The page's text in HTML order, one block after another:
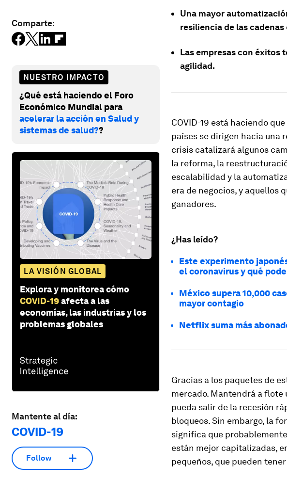
Comparte:
NUESTRO IMPACTO
¿Qué está haciendo el Foro
Económico Mundial para
acelerar la acción en Salud y
sistemas de salud??
LA VISIÓN GLOBAL
Explora y monitorea cómo
COVID-19afecta a las
economías, las industrias y los
problemas globales
Mantente al día:
COVID-19
Follow
Una mayor
resiliencia de las
Las empresas con éxitos
agilidad.
COVID-19 está haciendo
países se dirigen hacia una
crisis catalizará algunos
la reforma, la
escalabilidad y la
era de negocios, y aquellos
ganadores.
¿Has leído?
Este experimento
el coronavirus y qué
México supera 10,000
mayor contagio
Netflix suma más
Gracias a los paquetes de
mercado. Mantendrá a flote
pueda salir de la recesión
bloqueos. Sin embargo, la
significa que
están mejor capitalizadas,
pequeños, que pueden